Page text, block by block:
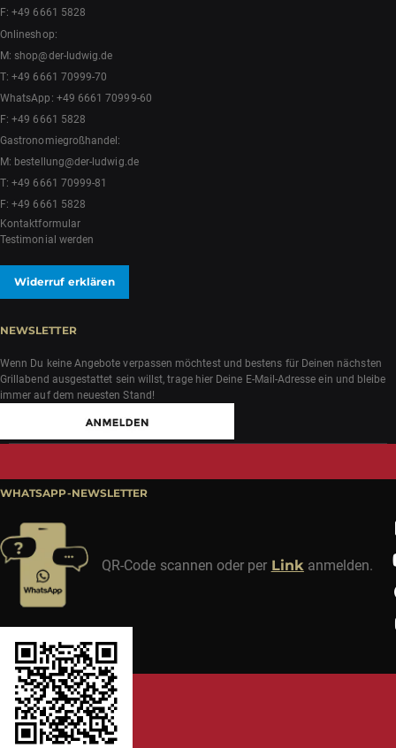
F: +49 6661 5828
Onlineshop:
M:shop@der-ludwig.de
T:+49 6661 70999-70
WhatsApp: +49 6661 70999-60
F: +49 6661 5828
Gastronomiegroßhandel:
M: bestellung@der-ludwig.de
T:+49 6661 70999-81
F: +49 6661 5828
Kontaktformular
Testimonial werden
Widerruf erklären
NEWSLETTER
Wenn Du keine Angebote verpassen möchtest und bestens für Deinen nächsten
Grillabend ausgestattet sein willst, trage hier Deine E-Mail-Adresse ein und bleibe
immer auf dem neuesten Stand!
WHATSAPP-NEWSLETTER
QR-Code scannen oder per Link anmelden.